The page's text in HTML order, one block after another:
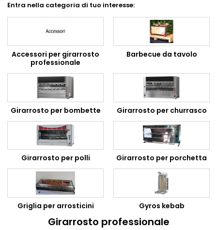
Entra nella categoria di tuo interesse:
Accessori per girarrosto
professionale
Barbecue da tavolo
Girarrosto per bombette Girarrosto per churrasco
Girarrosto per polli Girarrosto per porchetta
Griglia per arrosticini Gyros kebab
Girarrosto professionale